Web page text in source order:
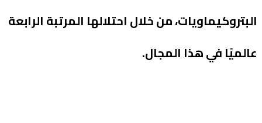
البتروكيماويات، من خلال احتلالها المرتبة الرابعة
عالميًا في هذا المجال.